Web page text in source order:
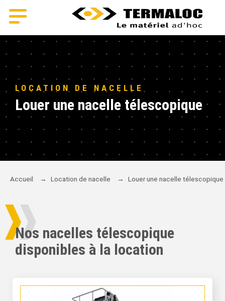
LOCATION DE NACELLE
Louer une nacelle télescopique
Accueil → Location de nacelle → Louer une nacelle télescopique
Nos nacelles télescopique
disponibles à la location